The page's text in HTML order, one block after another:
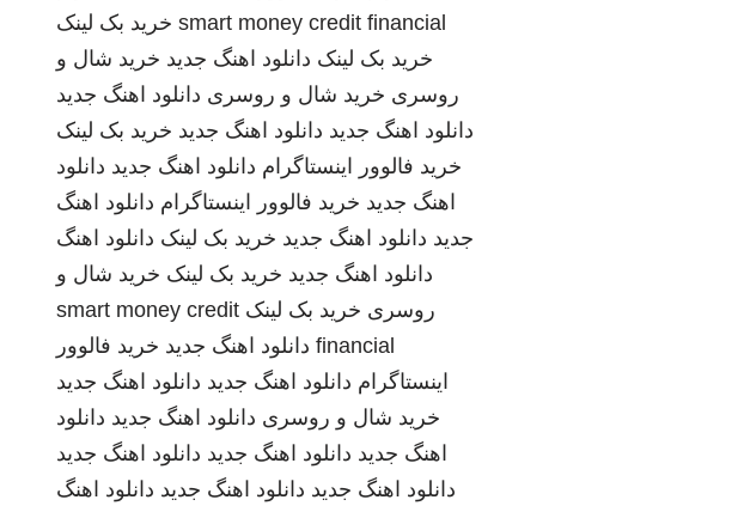
smart money credit financial خرید بک لینک
خرید بک لینک دانلود اهنگ جدید خرید شال و
روسری خرید شال و روسری دانلود اهنگ جدید
دانلود اهنگ جدید دانلود اهنگ جدید خرید بک لینک
خرید فالوور اینستاگرام دانلود اهنگ جدید دانلود
اهنگ جدید خرید فالوور اینستاگرام دانلود اهنگ
جدید دانلود اهنگ جدید خرید بک لینک دانلود اهنگ
دانلود اهنگ جدید خرید بک لینک خرید شال و
روسری خرید بک لینک smart money credit
financial دانلود اهنگ جدید خرید فالوور
اینستاگرام دانلود اهنگ جدید دانلود اهنگ جدید
خرید شال و روسری دانلود اهنگ جدید دانلود
اهنگ جدید دانلود اهنگ جدید دانلود اهنگ جدید
دانلود اهنگ جدید دانلود اهنگ جدید دانلود اهنگ